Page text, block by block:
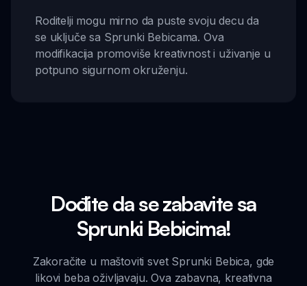
Roditelji mogu mirno da puste svoju decu da
se uključe sa Sprunki Bebicama. Ova
modifikacija promoviše kreativnost i uživanje u
potpuno sigurnom okruženju.
Dođite da se zabavite sa
Sprunki Bebicima!
Zakoračite u maštoviti svet Sprunki Bebica, gde
likovi beba oživljavaju. Ova zabavna, kreativna